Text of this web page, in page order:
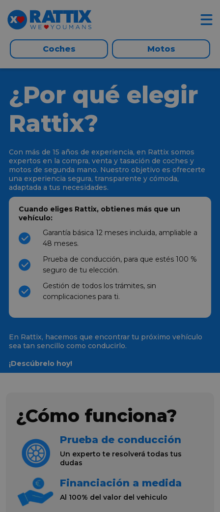
Coches Motos
¿Por qué elegir
Rattix?
Con más de 15 años de experiencia, en Rattix somos
expertos en la compra, venta y tasación de coches y
motos de segunda mano. Nuestro objetivo es ofrecerte
una experiencia segura, transparente y cómoda,
adaptada a tus necesidades.
Cuando eliges Rattix, obtienes más que un
vehículo:
Garantía básica 12 meses incluida, ampliable a
48 meses.
Prueba de conducción, para que estés 100 %
seguro de tu elección.
Gestión de todos los trámites, sin
complicaciones para ti.
En Rattix, hacemos que encontrar tu próximo vehículo
sea tan sencillo como conducirlo.
¡Descúbrelo hoy!
¿Cómo funciona?
Prueba de conducción
Un experto te resolverá todas tus
dudas
Financiación a medida
Al 100% del valor del vehiculo